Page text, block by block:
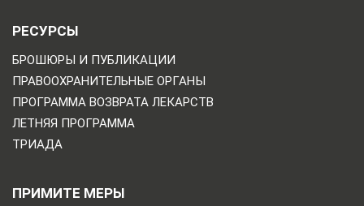
РЕСУРСЫ
БРОШЮРЫ И ПУБЛИКАЦИИ
ПРАВООХРАНИТЕЛЬНЫЕ ОРГАНЫ
ПРОГРАММА ВОЗВРАТА ЛЕКАРСТВ
ЛЕТНЯЯ ПРОГРАММА
ТРИАДА
ПРИМИТЕ МЕРЫ